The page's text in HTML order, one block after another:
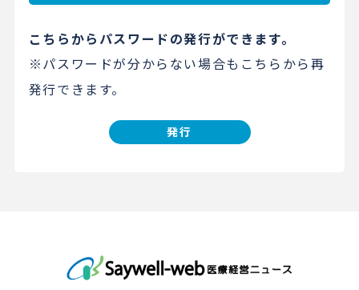
こちらからパスワードの発行ができます。
※パスワードが分からない場合もこちらから再
発行できます。
発行